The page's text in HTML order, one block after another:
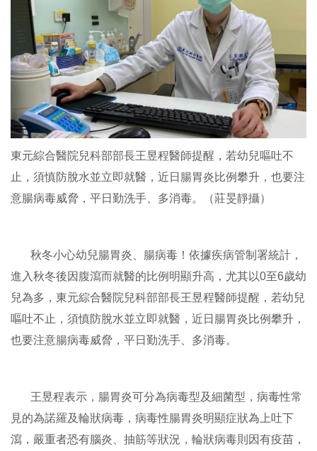
東元綜合醫院兒科部部長王昱程醫師提醒，若幼兒嘔吐不
止，須慎防脫水並立即就醫，近日腸胃炎比例攀升，也要注
意腸病毒威脅，平日勤洗手、多消毒。（莊旻靜攝）
秋冬小心幼兒腸胃炎、腸病毒！依據疾病管制署統計，
進入秋冬後因腹瀉而就醫的比例明顯升高，尤其以0至6歲幼
兒為多，東元綜合醫院兒科部部長王昱程醫師提醒，若幼兒
嘔吐不止，須慎防脫水並立即就醫，近日腸胃炎比例攀升，
也要注意腸病毒威脅，平日勤洗手、多消毒。
王昱程表示，腸胃炎可分為病毒型及細菌型，病毒性常
見的為諾羅及輪狀病毒，病毒性腸胃炎明顯症狀為上吐下
瀉，嚴重者恐有腦炎、抽筋等狀況，輪狀病毒則因有疫苗，